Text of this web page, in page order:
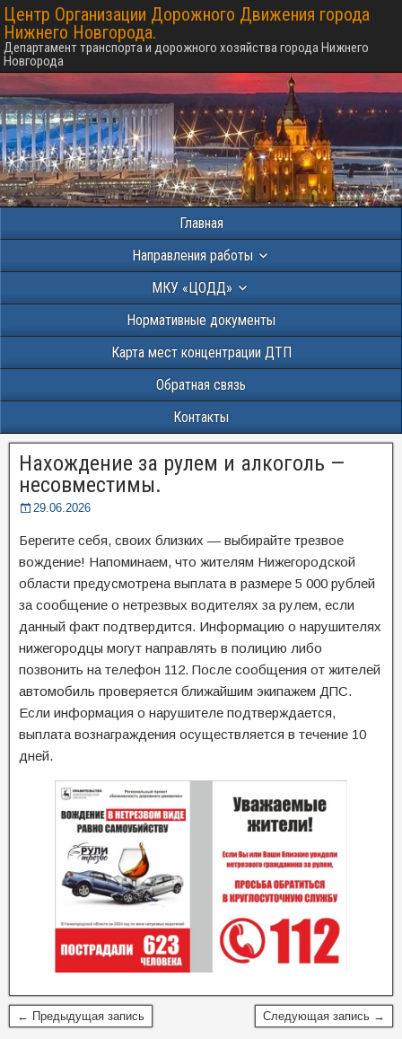
Центр Организации Дорожного Движения города
Нижнего Новгорода.
Департамент транспорта и дорожного хозяйства города Нижнего
Новгорода
Главная
Направления работы
МКУ «ЦОДД»
Нормативные документы
Карта мест концентрации ДТП
Обратная связь
Контакты
Нахождение за рулем и алкоголь —
несовместимы.
29.06.2026
Берегите себя, своих близких — выбирайте трезвое
вождение! Напоминаем, что жителям Нижегородской
области предусмотрена выплата в размере 5 000 рублей
за сообщение о нетрезвых водителях за рулем, если
данный факт подтвердится. Информацию о нарушителях
нижегородцы могут направлять в полицию либо
позвонить на телефон 112. После сообщения от жителей
автомобиль проверяется ближайшим экипажем ДПС.
Если информация о нарушителе подтверждается,
выплата вознаграждения осуществляется в течение 10
дней.
← Предыдущая запись Следующая запись →